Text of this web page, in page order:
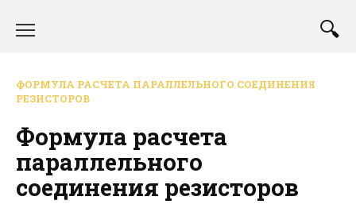
ФОРМУЛА РАСЧЕТА ПАРАЛЛЕЛЬНОГО СОЕДИНЕНИЯ
РЕЗИСТОРОВ
Формула расчета
параллельного
соединения резисторов